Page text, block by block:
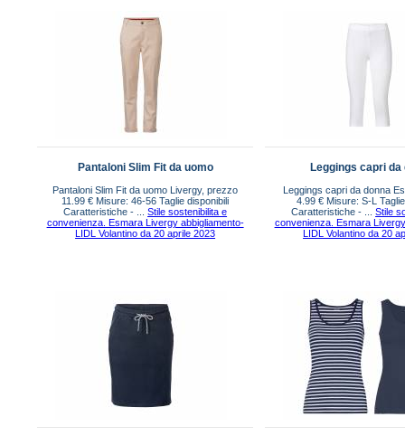
Pantaloni Slim Fit da uomo
Pantaloni Slim Fit da uomo Livergy, prezzo
11.99 € Misure: 46-56 Taglie disponibili
Caratteristiche - ...Stile sostenibilita e
convenienza. Esmara Livergy abbigliamento-
LIDL Volantino da 20 aprile 2023
Leggings capri da
Leggings capri da donna
4.99 € Misure: S-L
Caratteristiche - ...Stile
convenienza. Esmara
LIDL Volantino da 20